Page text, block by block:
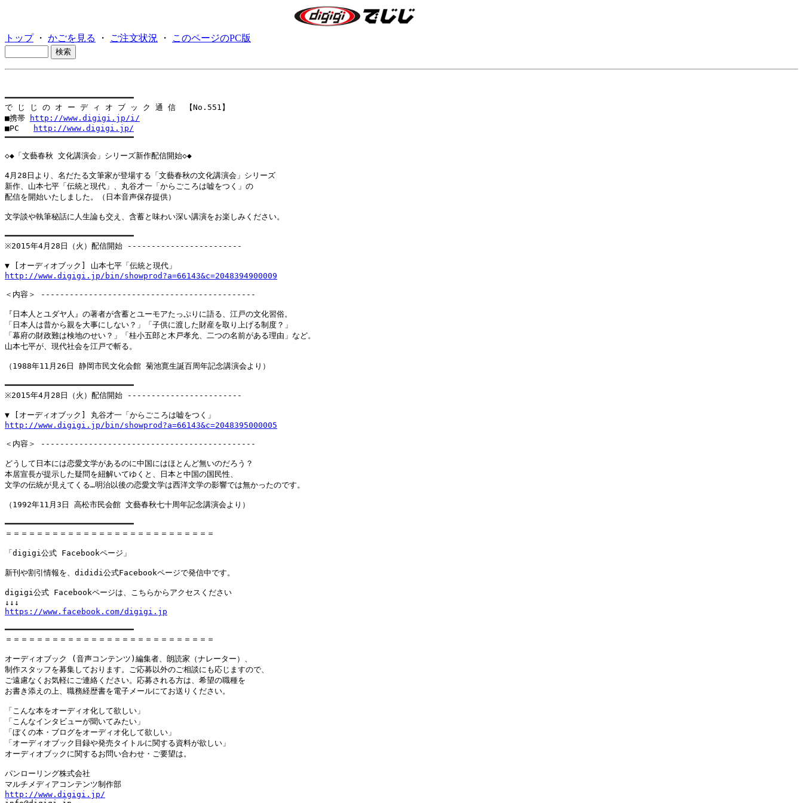
トップ・ かごを見る ・ ご注文状況 ・ このページのPC版
━━━━━━━━━━━━━━━━━━━━━━━━━━━
で じ じ の オ ー デ ィ オ ブ ッ ク 通 信  【No.551】
■携帯
http://www.digigi.jp/i/
■PC
http://www.digigi.jp/
━━━━━━━━━━━━━━━━━━━━━━━━━━━
◇◆「文藝春秋 文化講演会」シリーズ新作配信開始◇◆
4月28日より、名だたる文筆家が登場する「文藝春秋の文化講演会」シリーズ
新作、山本七平「伝統と現代」、丸谷才一「からごころは嘘をつく」の
配信を開始いたしました。（日本音声保存提供）
文学談や執筆秘話に人生論も交え、含蓄と味わい深い講演をお楽しみください。
━━━━━━━━━━━━━━━━━━━━━━━━━━━
※2015年4月28日（火）配信開始 ------------------------
http://www.digigi.jp/bin/showprod?a=66143&c=2048394900009
＜内容＞ ---------------------------------------------
『日本人とユダヤ人』の著者が含蓄とユーモアたっぷりに語る、江戸の文化習俗。
「日本人は昔から親を大事にしない？」「子供に渡した財産を取り上げる制度？」
「幕府の財政難は検地のせい？」「桂小五郎と木戸孝允、二つの名前がある理由」など。
山本七平が、現代社会を江戸で斬る。
（1988年11月26日 静岡市民文化会館 菊池寛生誕百周年記念講演会より）
━━━━━━━━━━━━━━━━━━━━━━━━━━━
※2015年4月28日（火）配信開始 ------------------------
http://www.digigi.jp/bin/showprod?a=66143&c=2048395000005
＜内容＞ ---------------------------------------------
どうして日本には恋愛文学があるのに中国にはほとんど無いのだろう？
本居宣長が提示した疑問を紐解いてゆくと、日本と中国の国民性、
文学の伝統が見えてくる…明治以後の恋愛文学は西洋文学の影響では無かったのです。
（1992年11月3日 高松市民会館 文藝春秋七十周年記念講演会より）
━━━━━━━━━━━━━━━━━━━━━━━━━━━
＝＝＝＝＝＝＝＝＝＝＝＝＝＝＝＝＝＝＝＝＝＝＝＝＝＝＝
「digigi公式 Facebookページ」
新刊や割引情報を、dididi公式Facebookページで発信中です。
digigi公式 Facebookページは、こちらからアクセスください
https://www.facebook.com/digigi.jp
━━━━━━━━━━━━━━━━━━━━━━━━━━━
＝＝＝＝＝＝＝＝＝＝＝＝＝＝＝＝＝＝＝＝＝＝＝＝＝＝＝
オーディオブック (音声コンテンツ)編集者、朗読家（ナレーター）、
制作スタッフを募集しております。ご応募以外のご相談にも応じますので、
ご遠慮なくお気軽にご連絡ください。応募される方は、希望の職種を
お書き添えの上、職務経歴書を電子メールにてお送りください。
「こんな本をオーディオ化して欲しい」
「こんなインタビューが聞いてみたい」
「ぼくの本・ブログをオーディオ化して欲しい」
「オーディオブック目録や発売タイトルに関する資料が欲しい」
オーディオブックに関するお問い合わせ・ご要望は。
パンローリング株式会社
http://www.digigi.jp/